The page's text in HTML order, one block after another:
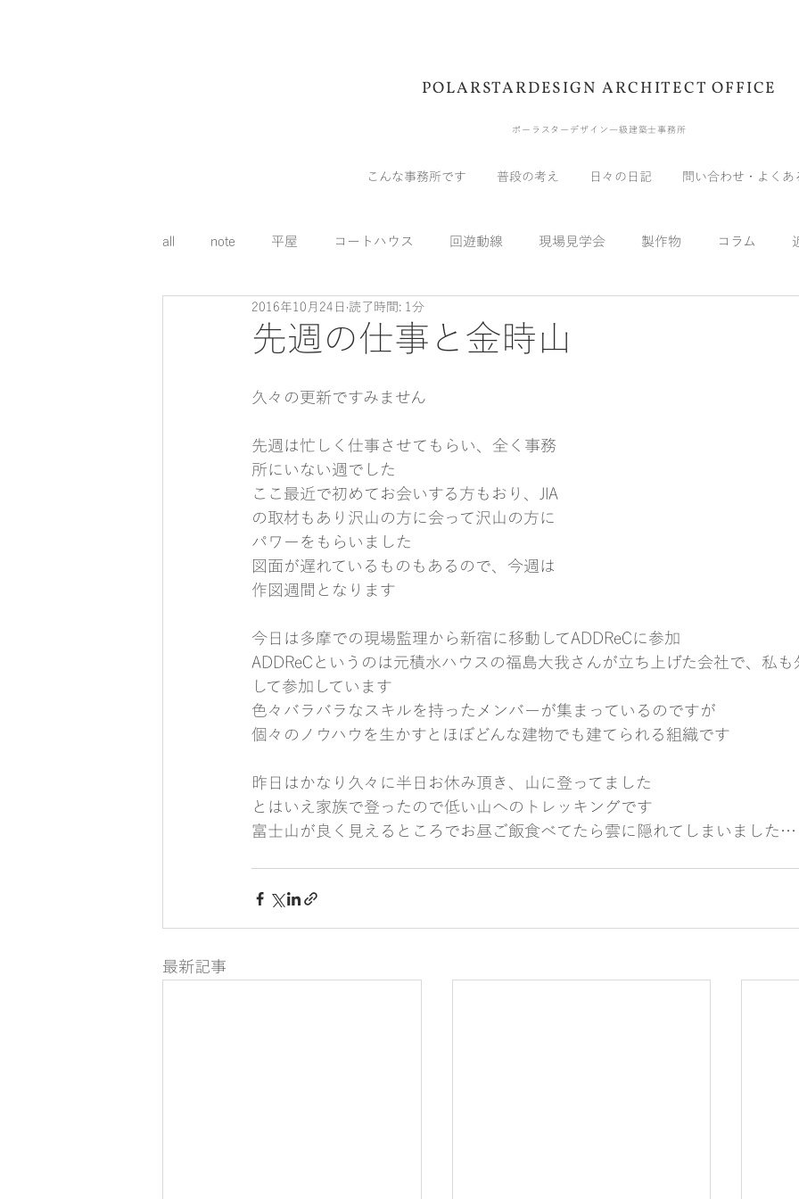
POLARSTARDESIGN ARCHITECT OFFICE
こんな事務所です 普段の考え 日々の日記 問い合わせ・よくあ
ポーラスターデザイン一級建築士事務所
all note 平屋 コートハウス 回遊動線 現場見学会 製作物 コラム
料理 コスト 展示会
先週の仕事と金時山
2016年10月24日 読了時間: 1分
久々の更新ですみません
先週は忙しく仕事させてもらい、全く事務
所にいない週でした
ここ最近で初めてお会いする方もおり、JIA
の取材もあり沢山の方に会って沢山の方に
パワーをもらいました
図面が遅れているものもあるので、今週は
作図週間となります
今日は多摩での現場監理から新宿に移動してADDReCに参加
ADDReCというのは元積水ハウスの福島大我さんが立ち上げた会社で、私も
して参加しています
色々バラバラなスキルを持ったメンバーが集まっているのですが
個々のノウハウを生かすとほぼどんな建物でも建てられる組織です
昨日はかなり久々に半日お休み頂き、山に登ってました
とはいえ家族で登ったので低い山へのトレッキングです
富士山が良く見えるところでお昼ご飯食べてたら雲に隠れてしまいました…
最新記事